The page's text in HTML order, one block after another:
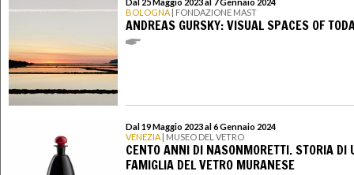
BOLOGNA | FONDAZIONE MAST
ANDREAS GURSKY: VISUAL SPACES OF
Dal 19 Maggio 2023 al 6 Gennaio 2024
VENEZIA | MUSEO DEL VETRO
CENTO ANNI DI NASONMORETTI. STORIA DI
FAMIGLIA DEL VETRO MURANESE